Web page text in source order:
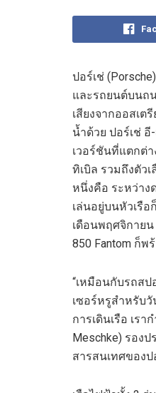
ปอร์เช่ (Porsche)
และรถยนต์บนถ
เสียงจากออสเตรี
น้ำด้วย ปอร์เช่
เวอร์ชันที่แตกต่
ทิเบิล รวมถึงตัว
หนึ่งคือ ระหว่าง
เล่นอยู่บนหัวเรือ
เดือนพฤศจิกายน
850 Fantom ก็พ
“เหมือนกับรถสป
เซอร์หรูสำหรับ
การเดินเรือ เร
Meschke) รองป
สารสนเทศของป